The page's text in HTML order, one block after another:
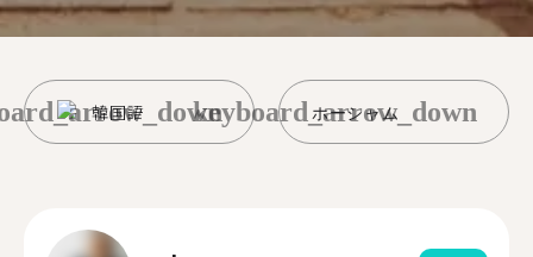
韓国語 ホーシャム
keyboard_arrow_down